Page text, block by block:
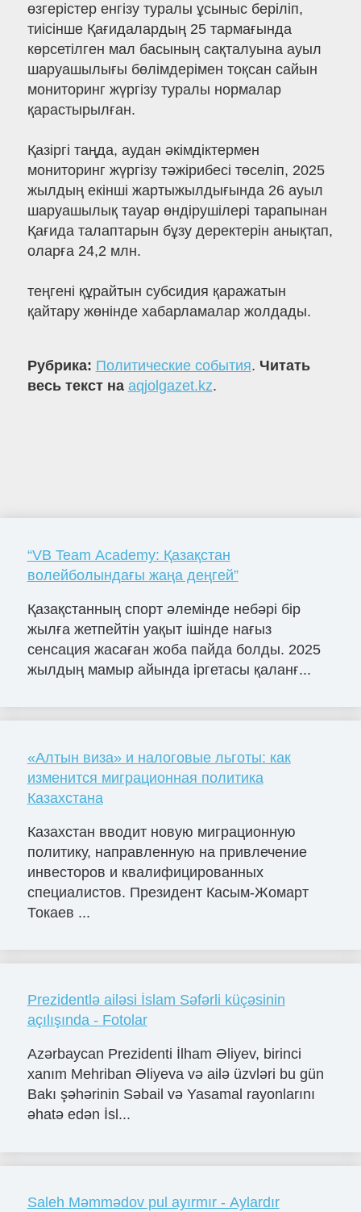
өзгерістер енгізу туралы ұсыныс беріліп,
тиісінше Қағидалардың 25 тармағында
көрсетілген мал басының сақталуына ауыл
шаруашылығы бөлімдерімен тоқсан сайын
мониторинг жүргізу туралы нормалар
қарастырылған.
Қазіргі таңда, аудан әкімдіктермен
мониторинг жүргізу тәжірибесі төселіп, 2025
жылдың екінші жартыжылдығында 26 ауыл
шаруашылық тауар өндірушілері тарапынан
Қағида талаптарын бұзу деректерін анықтап,
оларға 24,2 млн.
теңгені құрайтын субсидия қаражатын
қайтару жөнінде хабарламалар жолдады.
Рубрика: Политические события. Читать
весь текст на aqjolgazet.kz.
“VB Team Academy: Қазақстан
волейболындағы жаңа деңгей”
Қазақстанның спорт әлемінде небәрі бір
жылға жетпейтін уақыт ішінде нағыз
сенсация жасаған жоба пайда болды. 2025
жылдың мамыр айында іргетасы қаланғ...
«Алтын виза» и налоговые льготы: как
изменится миграционная политика
Казахстана
Казахстан вводит новую миграционную
политику, направленную на привлечение
инвесторов и квалифицированных
специалистов. Президент Касым-Жомарт
Токаев ...
Prezidentlə ailəsi İslam Səfərli küçəsinin
açılışında - Fotolar
Azərbaycan Prezidenti İlham Əliyev, birinci
xanım Mehriban Əliyeva və ailə üzvləri bu gün
Bakı şəhərinin Səbail və Yasamal rayonlarını
əhatə edən İsl...
Saleh Məmmədov pul ayırmır - Aylardır